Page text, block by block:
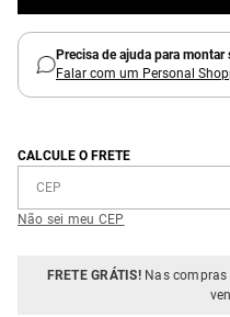
Precisa de ajuda para montar
Falar com um Personal
CALCULE O FRETE
Não sei meu CEP
FRETE GRÁTIS!Nas compras